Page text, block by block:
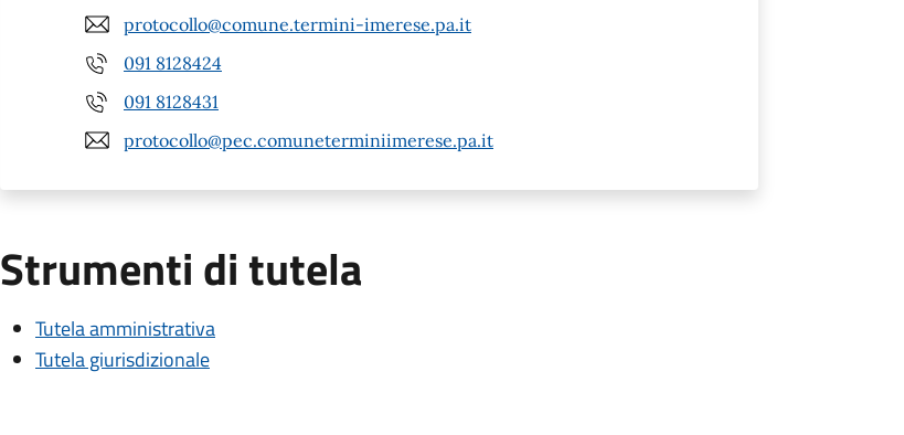
protocollo@comune.termini-imerese.pa.it
091 8128424
091 8128431
protocollo@pec.comuneterminiimerese.pa.it
Strumenti di tutela
Tutela amministrativa
Tutela giurisdizionale